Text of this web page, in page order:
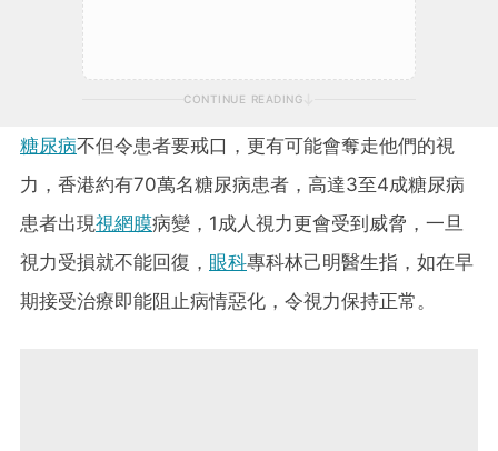
CONTINUE READING
糖尿病不但令患者要戒口，更有可能會奪走他們的視
力，香港約有70萬名糖尿病患者，高達3至4成糖尿病
患者出現視網膜病變，1成人視力更會受到威脅，一旦
視力受損就不能回復， 眼科專科林己明醫生指，如在早
期接受治療即能阻止病情惡化，令視力保持正常。